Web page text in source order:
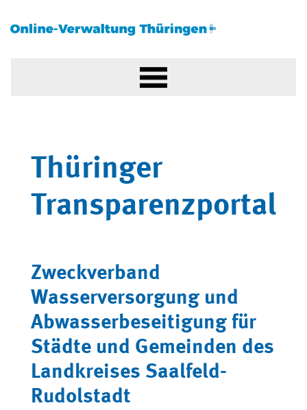
Thüringer
Transparenzportal
Zweckverband
Wasserversorgung und
Abwasserbeseitigung für
Städte und Gemeinden des
Landkreises Saalfeld-
Rudolstadt